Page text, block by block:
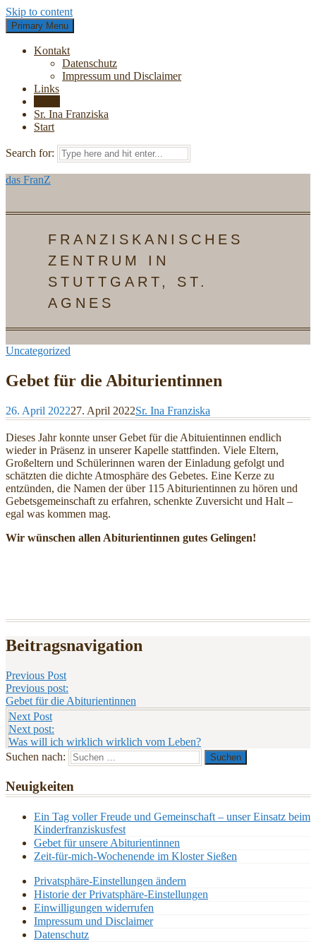
Skip to content
Primary Menu
Kontakt
Datenschutz
Impressum und Disclaimer
Links
Sr. Ina Franziska
Start
Search for:
das FranZ
FRANZISKANISCHES
ZENTRUM IN
STUTTGART, ST.
AGNES
Uncategorized
Gebet für die Abiturientinnen
26. April 202227. April 2022Sr. Ina Franziska
Dieses Jahr konnte unser Gebet für die Abituientinnen endlich
wieder in Präsenz in unserer Kapelle stattfinden. Viele Eltern,
Großeltern und Schülerinnen waren der Einladung gefolgt und
schätzten die dichte Atmosphäre des Gebetes. Eine Kerze zu
entzünden, die Namen der über 115 Abiturientinnen zu hören und
Gebetsgemeinschaft zu erfahren, schenkte Zuversicht und Halt –
egal was kommen mag.
Wir wünschen allen Abiturientinnen gutes Gelingen!
Beitragsnavigation
Previous Post
Previous post:
Gebet für die Abiturientinnen
Next Post
Next post:
Was will ich wirklich wirklich vom Leben?
Suchen nach:
Neuigkeiten
Ein Tag voller Freude und Gemeinschaft – unser Einsatz beim
Kinderfranziskusfest
Gebet für unsere Abiturientinnen
Zeit-für-mich-Wochenende im Kloster Sießen
Privatsphäre-Einstellungen ändern
Historie der Privatsphäre-Einstellungen
Einwilligungen widerrufen
Impressum und Disclaimer
Datenschutz